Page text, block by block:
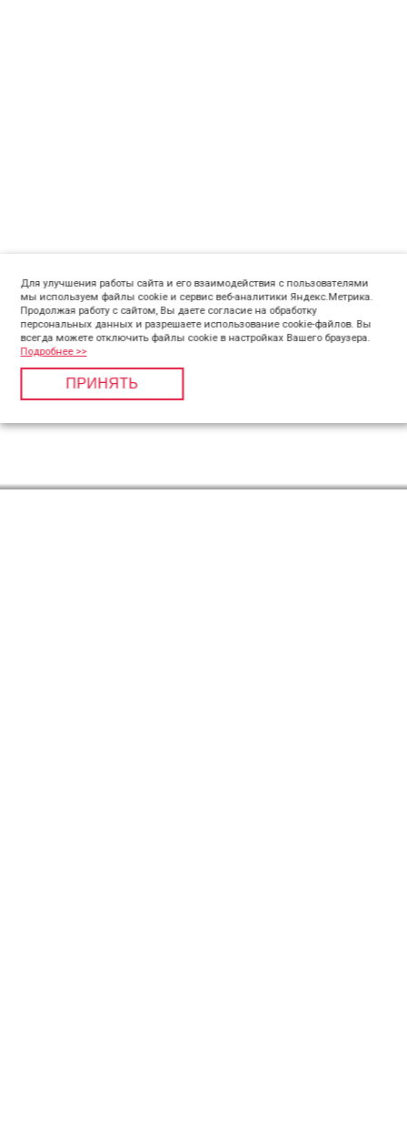
Для улучшения работы сайта и его взаимодействия с пользователями
мы используем файлы cookie и сервис веб-аналитики Яндекс.Метрика.
Продолжая работу с сайтом, Вы даете согласие на обработку
персональных данных и разрешаете использование cookie-файлов. Вы
всегда можете отключить файлы cookie в настройках Вашего браузера.
Подробнее >>
ПРИНЯТЬ